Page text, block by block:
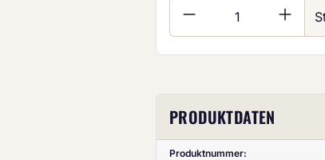
Produkt
PRODUKTDATEN
Produktnummer: